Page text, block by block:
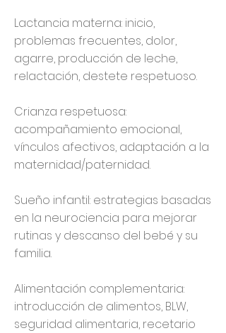
Lactancia materna: inicio,
problemas frecuentes, dolor,
agarre, producción de leche,
relactación, destete respetuoso.
Crianza respetuosa:
acompañamiento emocional,
vínculos afectivos, adaptación a la
maternidad/paternidad.
Sueño infantil: estrategias basadas
en la neurociencia para mejorar
rutinas y descanso del bebé y su
familia.
Alimentación complementaria:
introducción de alimentos, BLW,
seguridad alimentaria, recetario